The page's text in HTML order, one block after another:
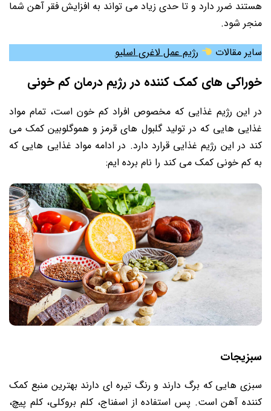
هستند ضرر دارد و تا حدی زیاد می تواند به افزایش فقر آهن شما
منجر شود.
سایر مقالات
رژیم عمل لاغری اسلیو
خوراکی‌ های کمک ‌کننده در رژیم درمان کم خونی
در این رژیم غذایی که مخصوص افراد کم خون است، تمام مواد
غذایی هایی که در تولید گلبول های قرمز و هموگلوبین کمک می
کند در این رژیم غذایی قرارد دارد. در ادامه مواد غذایی هایی که
به کم خونی کمک می کند را نام برده ایم:
سبزیجات
سبزی هایی که برگ دارند و رنگ تیره ای دارند بهترین منبع کمک
کننده آهن است. پس استفاده از اسفناج، کلم بروکلی، کلم پیچ،